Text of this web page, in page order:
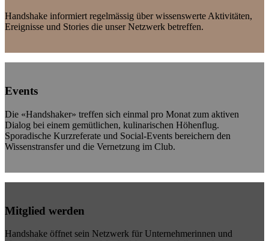
Handshake informiert regelmässig über wissenswerte Aktivitäten,
Ereignisse und Stories die unser Netzwerk betreffen.
Events
Die «Handshaker» treffen sich einmal pro Monat zum aktiven
Dialog bei einem gemütlichen, kulinarischen Höhenflug.
Sporadische Kurzreferate und Social-Events bereichern den
Wissenstransfer und die Vernetzung im Club.
Mitglied werden
Handshake öffnet sein Netzwerk für Unternehmerinnen und